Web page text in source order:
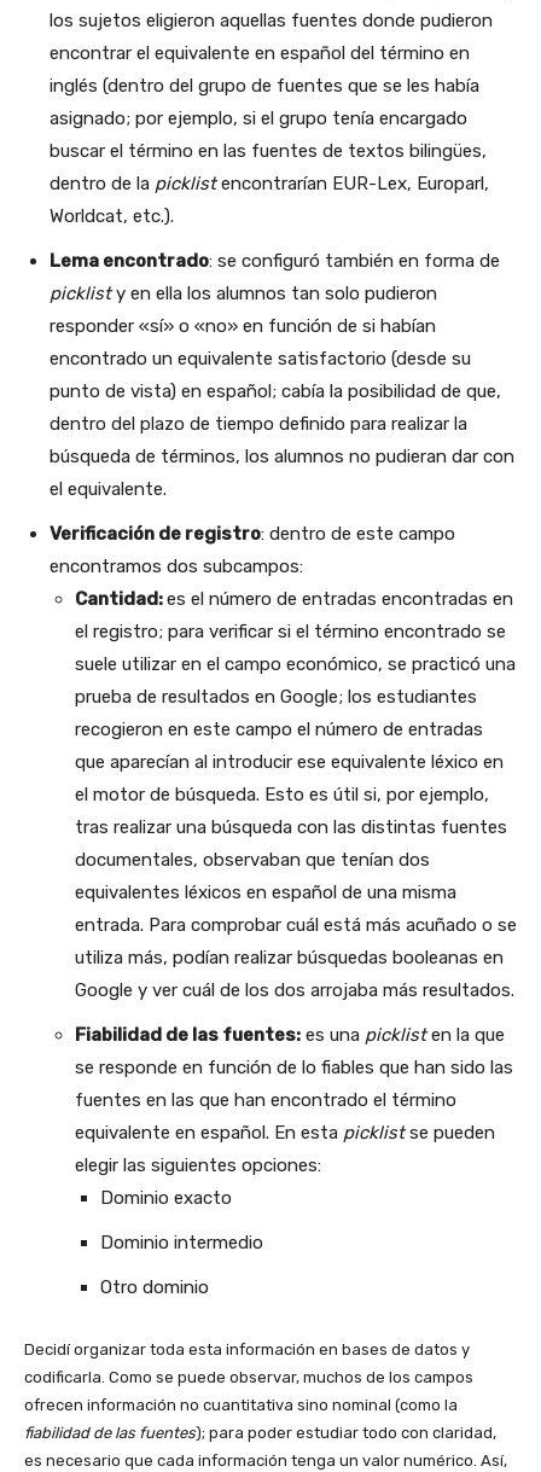
los sujetos eligieron aquellas fuentes donde pudieron
encontrar el equivalente en español del término en
inglés (dentro del grupo de fuentes que se les había
asignado; por ejemplo, si el grupo tenía encargado
buscar el término en las fuentes de textos bilingües,
dentro de la picklistencontrarían EUR-Lex, Europarl,
Worldcat, etc.).
Lema encontrado: se configuró también en forma de
picklisty en ella los alumnos tan solo pudieron
responder «sí» o «no» en función de si habían
encontrado un equivalente satisfactorio (desde su
punto de vista) en español; cabía la posibilidad de que,
dentro del plazo de tiempo definido para realizar la
búsqueda de términos, los alumnos no pudieran dar con
el equivalente.
Verificación de registro: dentro de este campo
encontramos dos subcampos:
Cantidad:es el número de entradas encontradas en
el registro; para verificar si el término encontrado se
suele utilizar en el campo económico, se practicó una
prueba de resultados en Google; los estudiantes
recogieron en este campo el número de entradas
que aparecían al introducir ese equivalente léxico en
el motor de búsqueda. Esto es útil si, por ejemplo,
tras realizar una búsqueda con las distintas fuentes
documentales, observaban que tenían dos
equivalentes léxicos en español de una misma
entrada. Para comprobar cuál está más acuñado o se
utiliza más, podían realizar búsquedas booleanas en
Google y ver cuál de los dos arrojaba más resultados.
Fiabilidad de las fuentes: es una picklisten la que
se responde en función de lo fiables que han sido las
fuentes en las que han encontrado el término
equivalente en español. En esta picklistse pueden
elegir las siguientes opciones:
Dominio exacto
Dominio intermedio
Otro dominio
Decidí organizar toda esta información en bases de datos y
codificarla. Como se puede observar, muchos de los campos
ofrecen información no cuantitativa sino nominal (como la
fiabilidad de las fuentes); para poder estudiar todo con claridad,
es necesario que cada información tenga un valor numérico. Así,